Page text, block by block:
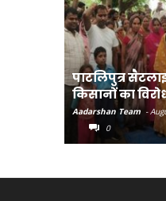
पाटलिपुत्र
किसानों का
Aadarshan Team -
0